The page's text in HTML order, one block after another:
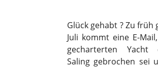
Glück gehabt ? Zu früh
Juli kommt eine E-
gecharterten Yacht
Saling gebrochen sei